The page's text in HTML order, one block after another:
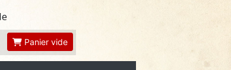
Panier vide